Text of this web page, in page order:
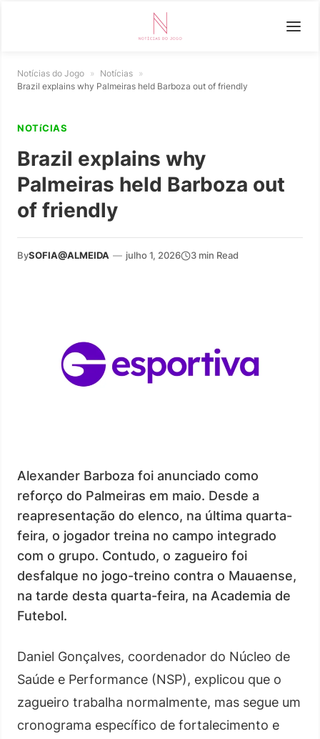
Notícias do Jogo » Notícias »
Brazil explains why Palmeiras held Barboza out of friendly
NOTíCIAS
Brazil explains why
Palmeiras held Barboza out
of friendly
BySOFIA@ALMEIDA — julho 1, 2026 3 min Read
Alexander Barboza foi anunciado como
reforço do Palmeiras em maio. Desde a
reapresentação do elenco, na última quarta-
feira, o jogador treina no campo integrado
com o grupo. Contudo, o zagueiro foi
desfalque no jogo-treino contra o Mauaense,
na tarde desta quarta-feira, na Academia de
Futebol.
Daniel Gonçalves, coordenador do Núcleo de
Saúde e Performance (NSP), explicou que o
zagueiro trabalha normalmente, mas segue um
cronograma específico de fortalecimento e